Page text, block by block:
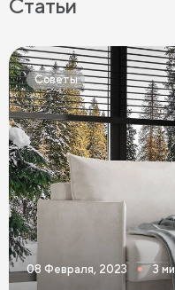
Матрасы 160x200 см
Матрасы 200 см
Беспружинные матрасы
Матрасы средней
Тонкие матрасы
Матрасы из латекса
Матрасы из латекса и
Советы
08 Февраля, 2023 3